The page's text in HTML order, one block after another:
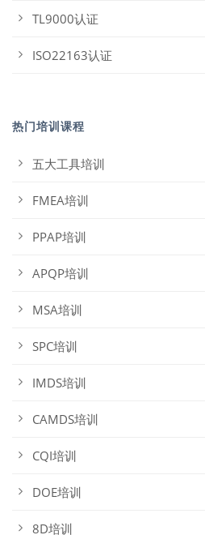
TL9000认证
ISO22163认证
热门培训课程
五大工具培训
FMEA培训
PPAP培训
APQP培训
MSA培训
SPC培训
IMDS培训
CAMDS培训
CQI培训
DOE培训
8D培训